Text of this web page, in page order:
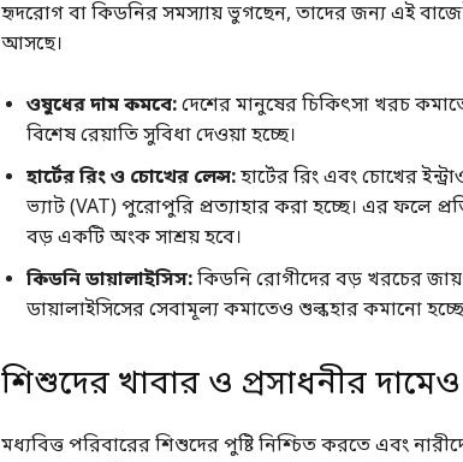
হৃদরোগ বা কিডনির সমস্যায় ভুগছেন, তাদের জন্য এই
আসছে।
ওষুধের দাম কমবে:দেশের মানুষের চিকিৎসা খরচ
বিশেষ রেয়াতি সুবিধা দেওয়া হচ্ছে।
হার্টের রিং ও চোখের লেন্স:হার্টের রিং এবং চোখের
ভ্যাট (VAT) পুরোপুরি প্রত্যাহার করা হচ্ছে। এর ফলে
বড় একটি অংক সাশ্রয় হবে।
কিডনি ডায়ালাইসিস:কিডনি রোগীদের বড় খরচের
ডায়ালাইসিসের সেবামূল্য কমাতেও শুল্কহার কমানো
শিশুদের খাবার ও প্রসাধনীর
মধ্যবিত্ত পরিবারের শিশুদের পুষ্টি নিশ্চিত করতে এবং